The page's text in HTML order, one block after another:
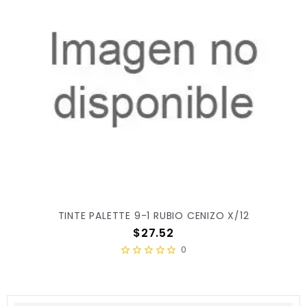
TINTE PALETTE 9-1 RUBIO CENIZO X/12
Precio
$27.52
0